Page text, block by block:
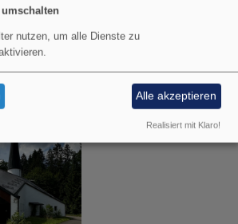
nutzen, um alle Dienste zu
Alle akzeptieren
Realisiert mit Klaro!